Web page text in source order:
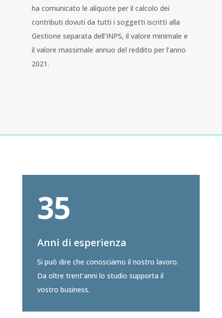
ha comunicato le aliquote per il calcolo dei
contributi dovuti da tutti i soggetti iscritti alla
Gestione separata dell’INPS, il valore minimale e
il valore massimale annuo del reddito per l’anno
2021.
35
Anni di esperienza
Si può dire che conosciamo il nostro lavoro.
Da oltre trent’anni lo studio supporta il
vostro business.